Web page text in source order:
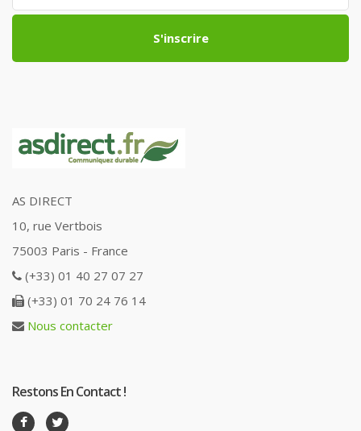
S'inscrire
AS DIRECT
10, rue Vertbois
75003 Paris - France
(+33) 01 40 27 07 27
(+33) 01 70 24 76 14
Nous contacter
Restons En Contact !